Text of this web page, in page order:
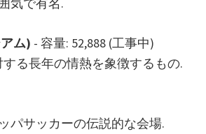
気で有名.
ム) - 容量: 52,888 (工事中)
る長年の情熱を象徴するもの.
パサッカーの伝説的な会場.